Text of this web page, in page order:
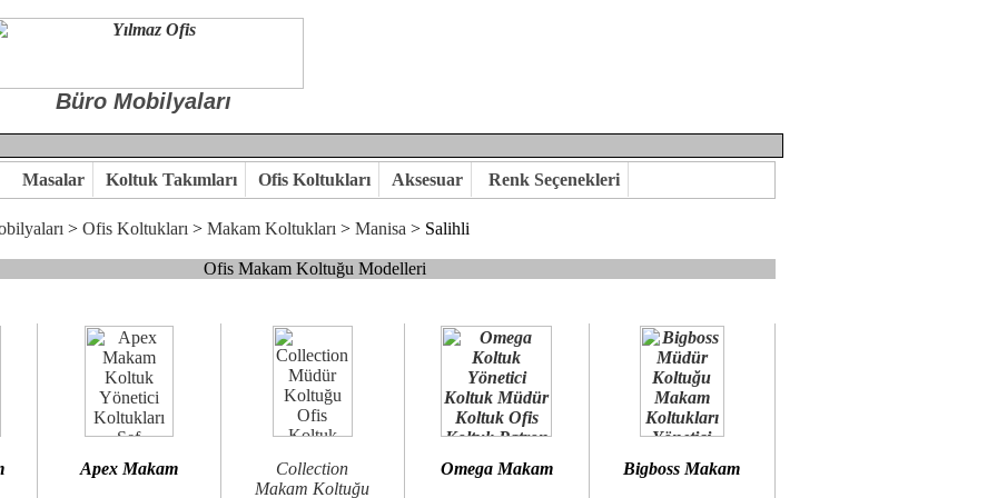
Büro Mobilyaları
kaliteye önem veriyorsanız,makam koltuk modellerimizi incelemenizi öneririz.
goldsit ve modern makam koltukları hayal ettiğiniz özgün ofis ortamına kavuşabilirsiniz.
birlikte karar verelim.
Büro Mobilya
Masalar Koltuk Takımları Ofis Koltukları Aksesuar Renk Seçenekleri
> Ofis Koltukları > Makam Koltukları > Manisa > Salihli
Ofis Makam Koltuğu Modelleri
Apex Makam
Collection
Makam Koltuğu
Omega Makam Bigboss Makam